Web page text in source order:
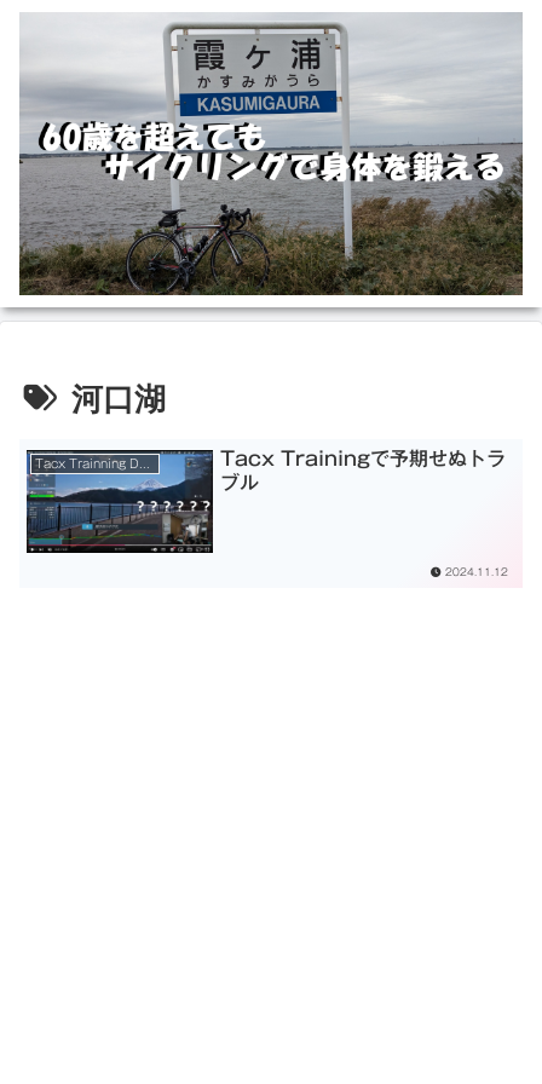
河口湖
Tacx Trainingで予期せぬトラ
ブル
2024.11.12